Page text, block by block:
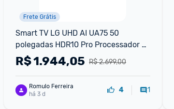
Frete Grátis
Smart TV LG UHD AI UA75 50
polegadas HDR10 Pro Processador
α7 AI Ger 8 webOS 25
R$ 2.699,00
R$1.944,05
Romulo Ferreira
há 3 d
4 1